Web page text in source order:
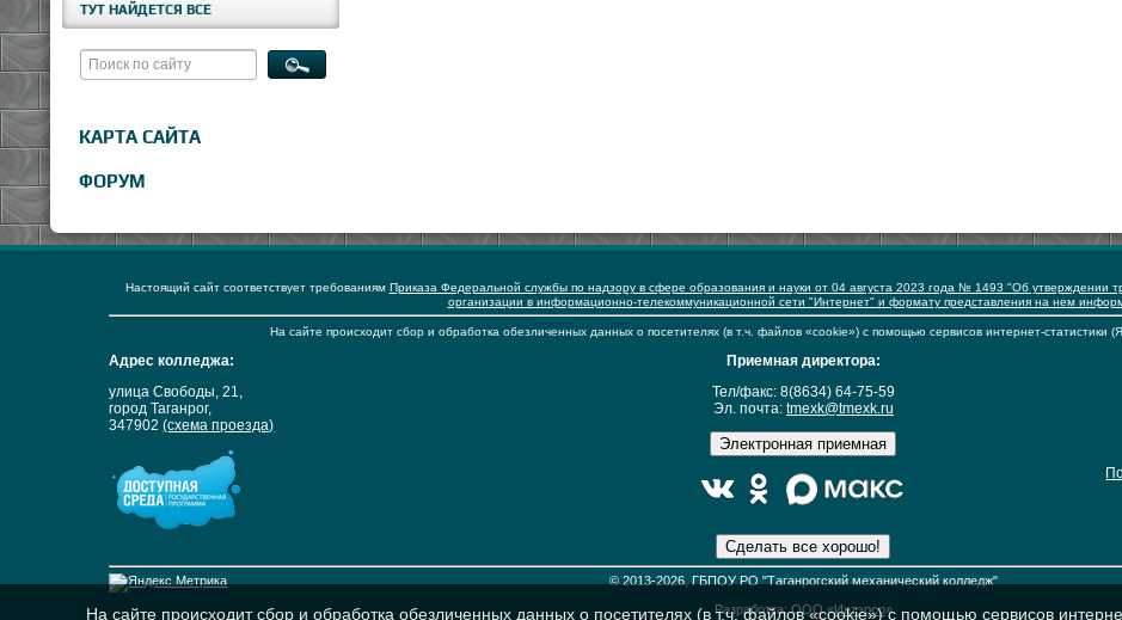
ТУТ НАЙДЕТСЯ ВСЕ
КАРТА САЙТА
ФОРУМ
Настоящий сайт соответствует требованиям Приказа Федеральной службы по надзору в сфере образования и науки от 04 августа 2023 года № 1493 "Об утверждении
организации в информационно-телекоммуникационной сети "Интернет" и формату представления на нем
На сайте происходит сбор и обработка обезличенных данных о посетителях (в т.ч. файлов «cookie») с помощью сервисов интернет-статистики
Адрес колледжа:
улица Свободы, 21,
город Таганрог,
347902(схема проезда)
Приемная директора:
Тел/факс: 8(8634) 64-75-59
Эл. почта: tmexk@tmexk.ru
© 2013-2026, ГБПОУ РО "Таганрогский механический колледж"
Разработка: ООО «Интэрсо»
На сайте происходит сбор и обработка обезличенных данных о посетителях (в т.ч. файлов «cookie») с помощью сервисов